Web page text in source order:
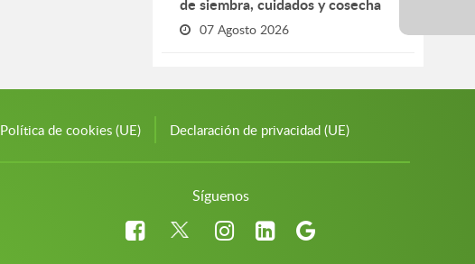
07 Agosto 2026
Política de cookies (UE) Declaración de privacidad (UE)
Síguenos